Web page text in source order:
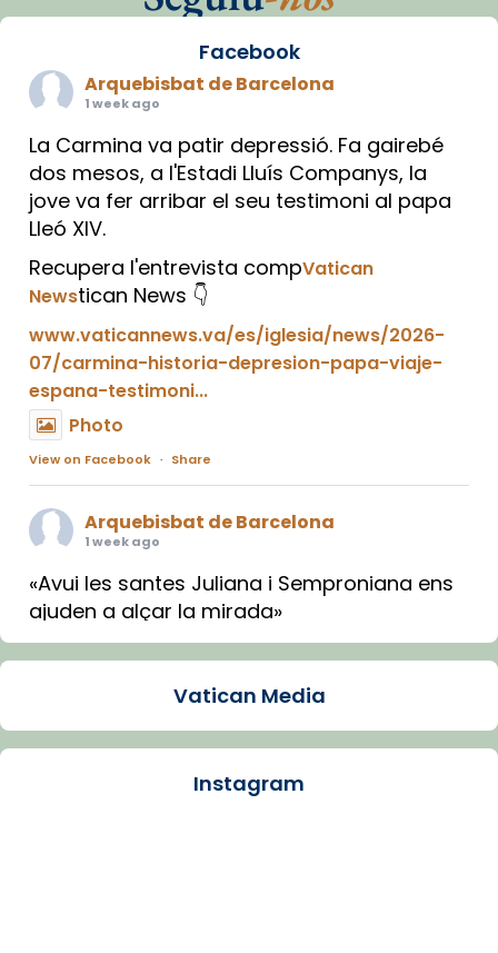
Facebook
Arquebisbat de Barcelona
1 week ago
La Carmina va patir depressió. Fa gairebé
dos mesos, a l'Estadi Lluís Companys, la
jove va fer arribar el seu testimoni al papa
Lleó XIV.
Recupera l'entrevista compVatican
Newstican News 👇
www.vaticannews.va/es/iglesia/news/2026-
07/carmina-historia-depresion-papa-viaje-
espana-testimoni...
Photo
View on Facebook · Share
Arquebisbat de Barcelona
1 week ago
«Avui les santes Juliana i Semproniana ens
ajuden a alçar la mirada»
Mons. Sergi Gordo, bisbe de Tortosa, ha
Santes de Mataró.
🔗tinyurl.com/cvu5jmbk
Vatican Media
Instagram